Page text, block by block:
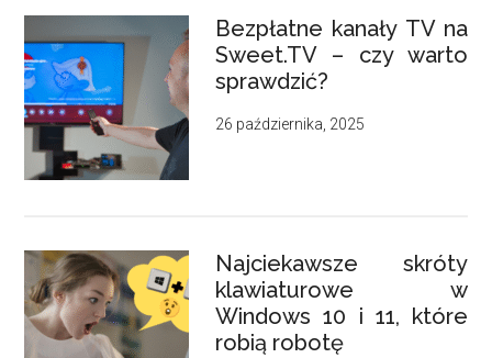
Bezpłatne kanały TV na
Sweet.TV – czy warto
sprawdzić?
26 października, 2025
Najciekawsze skróty
klawiaturowe w
Windows 10 i 11, które
robią robotę